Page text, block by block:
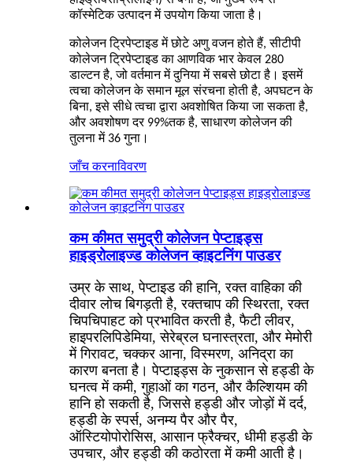
कॉस्मेटिक उत्पादन में उपयोग किया जाता है।
कोलेजन ट्रिपेप्टाइड में छोटे अणु वजन होते हैं, सीटीपी
कोलेजन ट्रिपेप्टाइड का आणविक भार केवल 280
डाल्टन है, जो वर्तमान में दुनिया में सबसे छोटा है। इसमें
त्वचा कोलेजन के समान मूल संरचना होती है, अपघटन के
बिना, इसे सीधे त्वचा द्वारा अवशोषित किया जा सकता है,
और अवशोषण दर 99%तक है, साधारण कोलेजन की
तुलना में 36 गुना।
जाँच करनाविवरण
कम कीमत समुद्री कोलेजन पेप्टाइड्स
हाइड्रोलाइज्ड कोलेजन व्हाइटनिंग पाउडर
उम्र के साथ, पेप्टाइड की हानि, रक्त वाहिका की
दीवार लोच बिगड़ती है, रक्तचाप की स्थिरता, रक्त
चिपचिपाहट को प्रभावित करती है, फैटी लीवर,
हाइपरलिपिडेमिया, सेरेब्रल घनास्त्रता, और मेमोरी
में गिरावट, चक्कर आना, विस्मरण, अनिद्रा का
कारण बनता है। पेप्टाइड्स के नुकसान से हड्डी के
घनत्व में कमी, गुहाओं का गठन, और कैल्शियम की
हानि हो सकती है, जिससे हड्डी और जोड़ों में दर्द,
हड्डी के स्पर्स, अनम्य पैर और पैर,
ऑस्टियोपोरोसिस, आसान फ्रैक्चर, धीमी हड्डी के
उपचार, और हड्डी की कठोरता में कमी आती है।